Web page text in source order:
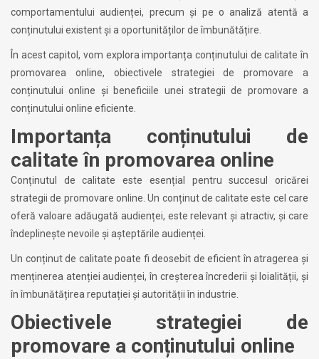
comportamentului audienței, precum și pe o analiză atentă a
conținutului existent și a oportunităților de îmbunătățire.
În acest capitol, vom explora importanța conținutului de calitate în
promovarea online, obiectivele strategiei de promovare a
conținutului online și beneficiile unei strategii de promovare a
conținutului online eficiente.
Importanța conținutului de
calitate în promovarea online
Conținutul de calitate este esențial pentru succesul oricărei
strategii de promovare online. Un conținut de calitate este cel care
oferă valoare adăugată audienței, este relevant și atractiv, și care
îndeplinește nevoile și așteptările audienței.
Un conținut de calitate poate fi deosebit de eficient în atragerea și
menținerea atenției audienței, în creșterea încrederii și loialității, și
în îmbunătățirea reputației și autorității în industrie.
Obiectivele strategiei de
promovare a conținutului online